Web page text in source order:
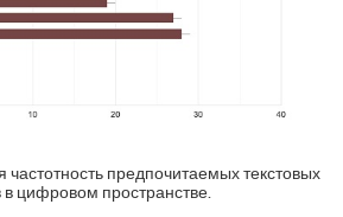
частотность предпочитаемых текстовых
цифровом пространстве.